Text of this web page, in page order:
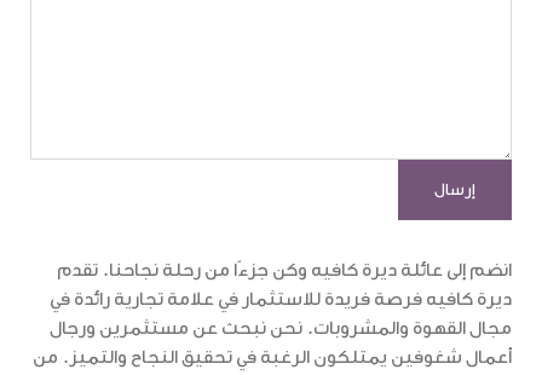
انضم إلى عائلة ديرة كافيه وكن جزءًا من رحلة نجاحنا. تقدم
ديرة كافيه فرصة فريدة للاستثمار في علامة تجارية رائدة في
مجال القهوة والمشروبات. نحن نبحث عن مستثمرين ورجال
أعمال شغوفين يمتلكون الرغبة في تحقيق النجاح والتميز. من